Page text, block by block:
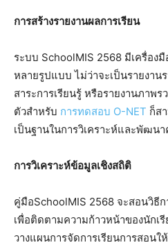
การสร้างรายงานผลการเรียน
ระบบ SchoolMIS 2568 มีเครื่อง
หลายรูปแบบ ไม่ว่าจะเป็นรายงาน
สาระการเรียนรู้ หรือรายงานภาพ
ตัวสำหรับ การทดสอบ O-NET ก็ส
เป็นฐานในการวิเคราะห์และพัฒน
การวิเคราะห์ข้อมูลเชิงสถิติ
คู่มือSchoolMIS 2568 จะสอนวิธีก
เพื่อติดตามความก้าวหน้าของนัก
วางแผนการจัดการเรียนการสอน